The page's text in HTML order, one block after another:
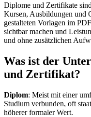
Diplome und Zertifikate
Kursen, Ausbildungen und
gestalteten Vorlagen im
sichtbar machen und
und ohne zusätzlichen
Was ist der
und Zertifikat?
Diplom: Meist mit einer
Studium verbunden, oft
höherer formaler Wert.